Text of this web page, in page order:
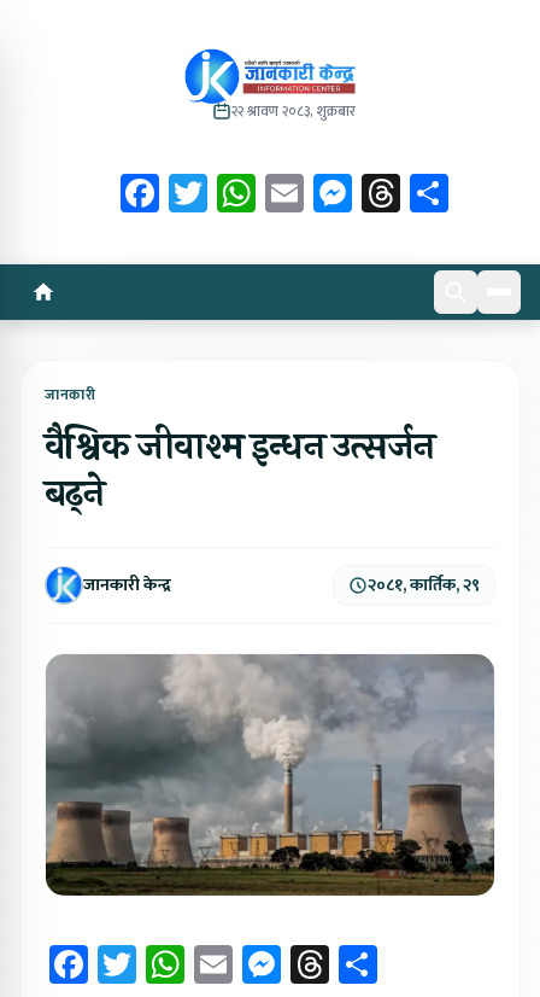
२२ श्रावण २०८३, शुक्रबार
Facebook
Twitter
WhatsApp
EmailMessenger
Threads
जानकारी
वैश्विक जीवाश्म इन्धन उत्सर्जन
बढ्ने
जानकारी केन्द्र २०८१, कार्तिक, २९
Facebook
Twitter
WhatsApp
EmailMessenger
Threads